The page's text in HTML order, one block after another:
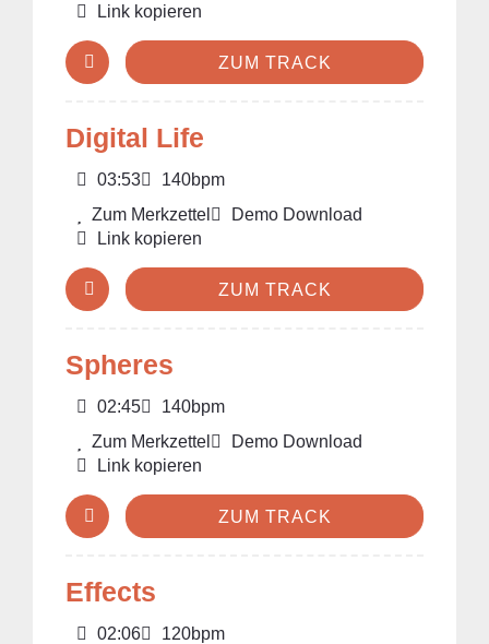
Link kopieren
ZUM TRACK
Digital Life
03:53
140bpm
Zum Merkzettel
Demo Download
Link kopieren
ZUM TRACK
Spheres
02:45
140bpm
Zum Merkzettel
Demo Download
Link kopieren
ZUM TRACK
Effects
02:06
120bpm